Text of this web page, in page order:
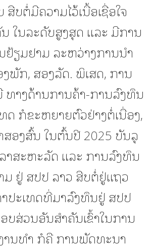
ບຕໍ່ມີຄວາມໄວ້ເນື້ອເຊື່ອໃຈ
ໃນລະດັບສູງສຸດ ແລະ ມີການ
ຽມຢາມ ລະຫວ່າງການນໍາ
ພັກ, ສອງລັດ. ພິເສດ, ການ
າງດ້ານການຄ້າ-ການລົງທຶນ
ດ ກໍຂະຫຍາຍຕົວຢ່າງຕໍ່ເນື່ອງ,
ອງສົ້ນ ໃນຕົ້ນປີ 2025 ບັນລຸ
າສະຫະລັດ ແລະ ການລົງທຶນ
ຢູ່ ສປປ ລາວ ສືບຕໍ່ຢູ່ແຖວ
ປະເທດທີ່ມາລົງທຶນຢູ່ ສປປ
ບສ່ວນອັນສຳຄັນເຂົ້າໃນການ
ານທຳ ກໍຄື ການພັດທະນາ